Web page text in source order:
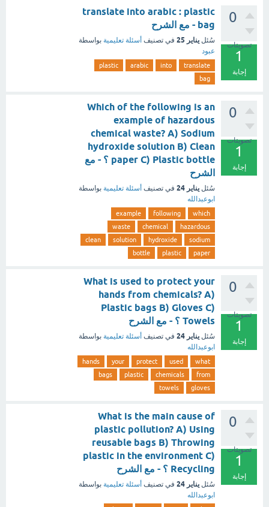
0
تصويتات
1
إجابة
translate into arabic : plastic
bag - مع الشرح
سُئل يناير 25 في تصنيف أسئلة تعليمية بواسطة
عبود
translate
into
arabic
plastic
bag
0
تصويتات
1
إجابة
Which of the following is an
example of hazardous
chemical waste? A) Sodium
hydroxide solution B) Clean
paper C) Plastic bottle ؟ - مع
الشرح
سُئل يناير 24 في تصنيف أسئلة تعليمية بواسطة
ابوعبدالله
which
following
example
hazardous
chemical
waste
sodium
hydroxide
solution
clean
paper
plastic
bottle
0
تصويتات
1
إجابة
What is used to protect your
hands from chemicals? A)
Plastic bags B) Gloves C)
Towels ؟ - مع الشرح
سُئل يناير 24 في تصنيف أسئلة تعليمية بواسطة
ابوعبدالله
what
used
protect
your
hands
from
chemicals
plastic
bags
gloves
towels
0
تصويتات
1
إجابة
What is the main cause of
plastic pollution? A) Using
reusable bags B) Throwing
plastic in the environment C)
Recycling ؟ - مع الشرح
سُئل يناير 24 في تصنيف أسئلة تعليمية بواسطة
ابوعبدالله